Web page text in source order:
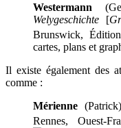
Westermann
Welygeschichte [
Brunswick,
cartes, plans et
Il existe également des
comme :
Mérienne
Rennes, Ouest-